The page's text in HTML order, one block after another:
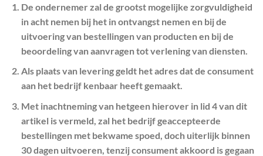
De ondernemer zal de grootst mogelijke zorgvuldigheid
in acht nemen bij het in ontvangst nemen en bij de
uitvoering van bestellingen van producten en bij de
beoordeling van aanvragen tot verlening van diensten.
Als plaats van levering geldt het adres dat de consument
aan het bedrijf kenbaar heeft gemaakt.
Met inachtneming van hetgeen hierover in lid 4 van dit
artikel is vermeld, zal het bedrijf geaccepteerde
bestellingen met bekwame spoed, doch uiterlijk binnen
30 dagen uitvoeren, tenzij consument akkoord is gegaan